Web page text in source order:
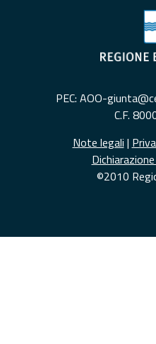
PEC: AOO-
C.F.
Note legali |
©2010